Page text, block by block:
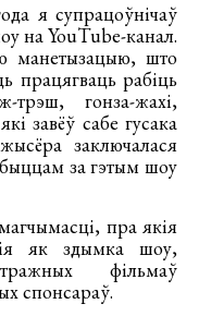
я супрацоўнічаў
на YouTube-канал.
манетызацыю, што
працягваць рабіць
гонза-жахі,
завёў сабе гусака
заключалася
за гэтым шоу
пра якія
як здымка шоу,
фільмаў
спонсараў.